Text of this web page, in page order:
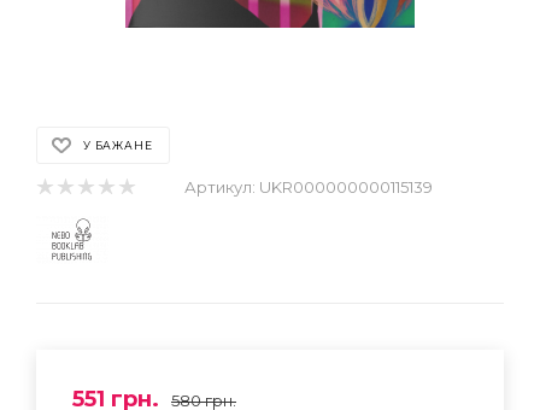
У БАЖАНЕ
Артикул: UKR000000000115139
551 грн. 580грн.